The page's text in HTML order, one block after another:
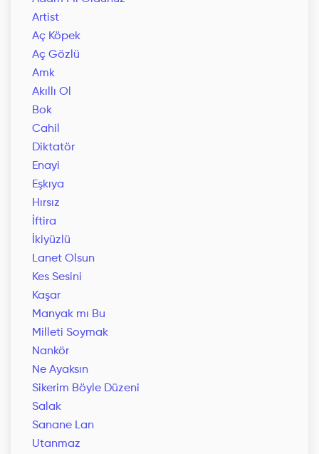
Artist
Aç Köpek
Aç Gözlü
Amk
Akıllı Ol
Bok
Cahil
Diktatör
Enayi
Eşkıya
Hırsız
İftira
İkiyüzlü
Lanet Olsun
Kes Sesini
Kaşar
Manyak mı Bu
Milleti Soymak
Nankör
Ne Ayaksın
Sikerim Böyle Düzeni
Salak
Sanane Lan
Utanmaz